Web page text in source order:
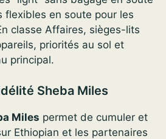
flexibles en soute pour les
classe Affaires, sièges-lits
priorités au sol et
principal.
Sheba Miles
Miles permet de cumuler et
Ethiopian et les partenaires